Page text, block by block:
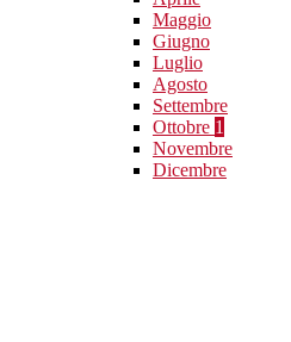
Maggio
Giugno
Luglio
Agosto
Settembre
Ottobre 1
Novembre
Dicembre